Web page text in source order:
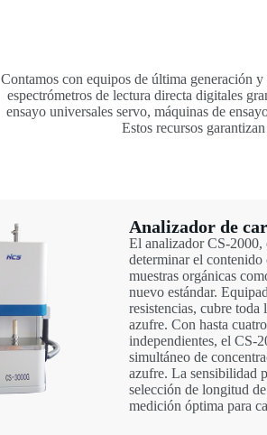
Contamos con equipos de última generación
espectrómetros de lectura directa digitales
ensayo universales servo, máquinas de
Estos recursos
Analizador de
El analizador CS-2000,
determinar el
muestras orgánicas
nuevo estándar.
resistencias, cubre toda
azufre. Con hasta
independientes, el CS-
simultáneo de
azufre. La sensibilidad
selección de longitud
medición óptima para